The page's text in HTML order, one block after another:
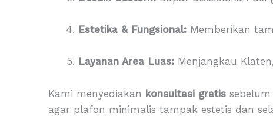
Estetika & Fungsional: Memberikan
Layanan Area Luas: Menjangkau
Kami menyediakan konsultasi gratis
agar plafon minimalis tampak estetis dan